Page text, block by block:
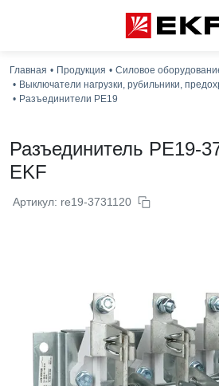
Главная Продукция
Силовое
Выключатели нагрузки, рубильники,
Разъединители РЕ19
Разъединитель РЕ19-
EKF
Артикул: re19-3731120